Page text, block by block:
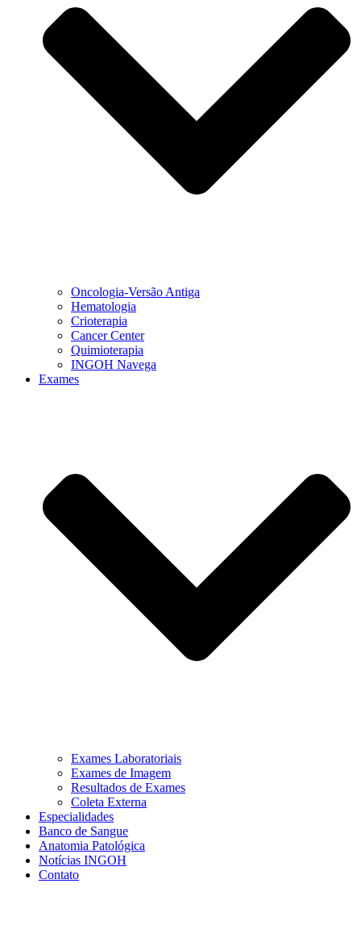
Oncologia-Versão Antiga
Hematologia
Crioterapia
Cancer Center
Quimioterapia
INGOH Navega
Exames
Exames Laboratoriais
Exames de Imagem
Resultados de Exames
Coleta Externa
Especialidades
Banco de Sangue
Anatomia Patológica
Notícias INGOH
Contato